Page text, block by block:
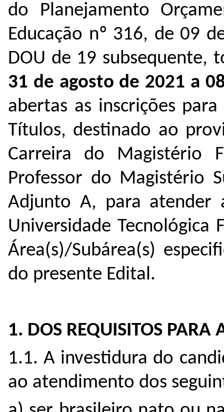
do Planejamento
Educação nº 316, de 09
DOU de 19 subsequente,
31 de agosto de 2021 a
abertas as inscrições
Títulos, destinado ao
Carreira do Magistério
Professor do Magistério
Adjunto A, para
Universidade Tecnológica
Área(s)/Subárea(s)
do presente Edital.
1. DOS REQUISITOS PARA
1.1. A investidura do
ao atendimento dos